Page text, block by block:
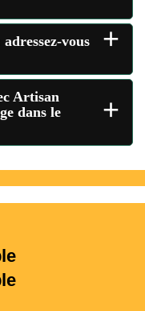
vous
+
Artisan
dans le
+